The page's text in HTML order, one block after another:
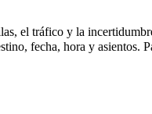
el tráfico y la
fecha, hora y asientos.